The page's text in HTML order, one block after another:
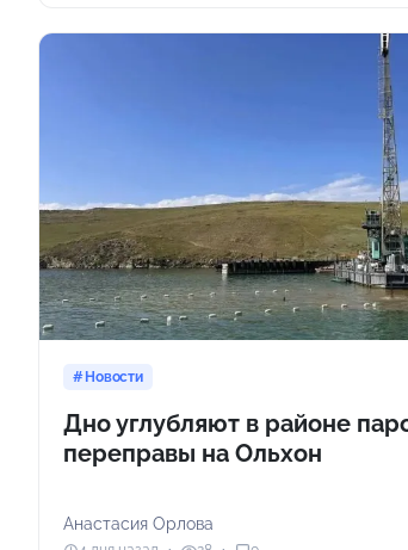
Новости
Дно углубляют в районе
переправы на Ольхон
Анастасия Орлова